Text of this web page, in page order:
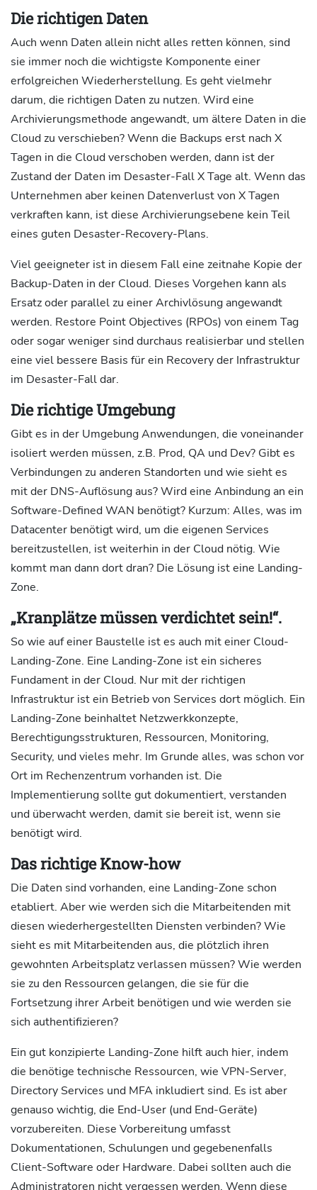
Die richtigen Daten
Auch wenn Daten allein nicht alles retten können, sind
sie immer noch die wichtigste Komponente einer
erfolgreichen Wiederherstellung. Es geht vielmehr
darum, die richtigen Daten zu nutzen. Wird eine
Archivierungsmethode angewandt, um ältere Daten in die
Cloud zu verschieben? Wenn die Backups erst nach X
Tagen in die Cloud verschoben werden, dann ist der
Zustand der Daten im Desaster-Fall X Tage alt. Wenn das
Unternehmen aber keinen Datenverlust von X Tagen
verkraften kann, ist diese Archivierungsebene kein Teil
eines guten Desaster-Recovery-Plans.
Viel geeigneter ist in diesem Fall eine zeitnahe Kopie der
Backup-Daten in der Cloud. Dieses Vorgehen kann als
Ersatz oder parallel zu einer Archivlösung angewandt
werden. Restore Point Objectives (RPOs) von einem Tag
oder sogar weniger sind durchaus realisierbar und stellen
eine viel bessere Basis für ein Recovery der Infrastruktur
im Desaster-Fall dar.
Die richtige Umgebung
Gibt es in der Umgebung Anwendungen, die voneinander
isoliert werden müssen, z.B. Prod, QA und Dev? Gibt es
Verbindungen zu anderen Standorten und wie sieht es
mit der DNS-Auflösung aus? Wird eine Anbindung an ein
Software-Defined WAN benötigt? Kurzum: Alles, was im
Datacenter benötigt wird, um die eigenen Services
bereitzustellen, ist weiterhin in der Cloud nötig. Wie
kommt man dann dort dran? Die Lösung ist eine Landing-
Zone.
„Kranplätze müssen verdichtet sein!“.
So wie auf einer Baustelle ist es auch mit einer Cloud-
Landing-Zone. Eine Landing-Zone ist ein sicheres
Fundament in der Cloud. Nur mit der richtigen
Infrastruktur ist ein Betrieb von Services dort möglich. Ein
Landing-Zone beinhaltet Netzwerkkonzepte,
Berechtigungsstrukturen, Ressourcen, Monitoring,
Security, und vieles mehr. Im Grunde alles, was schon vor
Ort im Rechenzentrum vorhanden ist. Die
Implementierung sollte gut dokumentiert, verstanden
und überwacht werden, damit sie bereit ist, wenn sie
benötigt wird.
Das richtige Know-how
Die Daten sind vorhanden, eine Landing-Zone schon
etabliert. Aber wie werden sich die Mitarbeitenden mit
diesen wiederhergestellten Diensten verbinden? Wie
sieht es mit Mitarbeitenden aus, die plötzlich ihren
gewohnten Arbeitsplatz verlassen müssen? Wie werden
sie zu den Ressourcen gelangen, die sie für die
Fortsetzung ihrer Arbeit benötigen und wie werden sie
sich authentifizieren?
Ein gut konzipierte Landing-Zone hilft auch hier, indem
die benötige technische Ressourcen, wie VPN-Server,
Directory Services und MFA inkludiert sind. Es ist aber
genauso wichtig, die End-User (und End-Geräte)
vorzubereiten. Diese Vorbereitung umfasst
Dokumentationen, Schulungen und gegebenenfalls
Client-Software oder Hardware. Dabei sollten auch die
Administratoren nicht vergessen werden. Wenn diese